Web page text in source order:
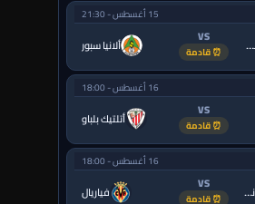
15 أغسطس - 21:30
غازي عنتاب بي.بي.كي. VS
⏰ قادمة ألانيا سبور
16 أغسطس - 18:00
VS
⏰ قادمة أتلتيك بلباو
16 أغسطس - 18:00
راسينج سانتاندير VS
⏰ قادمة فياريال